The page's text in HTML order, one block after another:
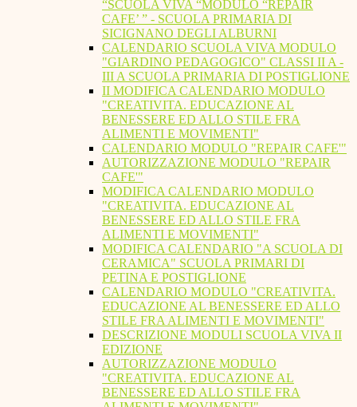
“SCUOLA VIVA “MODULO “REPAIR
CAFE’ ” - SCUOLA PRIMARIA DI
SICIGNANO DEGLI ALBURNI
CALENDARIO SCUOLA VIVA MODULO
"GIARDINO PEDAGOGICO" CLASSI II A -
III A SCUOLA PRIMARIA DI POSTIGLIONE
II MODIFICA CALENDARIO MODULO
"CREATIVITA. EDUCAZIONE AL
BENESSERE ED ALLO STILE FRA
ALIMENTI E MOVIMENTI"
CALENDARIO MODULO "REPAIR CAFE'"
AUTORIZZAZIONE MODULO "REPAIR
CAFE'"
MODIFICA CALENDARIO MODULO
"CREATIVITA. EDUCAZIONE AL
BENESSERE ED ALLO STILE FRA
ALIMENTI E MOVIMENTI"
MODIFICA CALENDARIO "A SCUOLA DI
CERAMICA" SCUOLA PRIMARI DI
PETINA E POSTIGLIONE
CALENDARIO MODULO "CREATIVITA.
EDUCAZIONE AL BENESSERE ED ALLO
STILE FRA ALIMENTI E MOVIMENTI"
DESCRIZIONE MODULI SCUOLA VIVA II
EDIZIONE
AUTORIZZAZIONE MODULO
"CREATIVITA. EDUCAZIONE AL
BENESSERE ED ALLO STILE FRA